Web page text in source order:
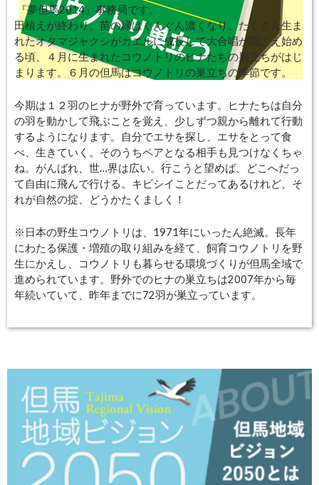
『夢但馬2014』事務局です。
田植えが終わり、苗の緑はぐんぐん濃くなり、たくさん生ま
れたオタマジャクシがカエルに成長して大合唱が聞こえ始め
る頃、４月に生まれたコウノトリのヒナたちの巣立ちがはじ
まります。６月の但馬はコウノトリの巣立ちの季節です。
今期は１２羽のヒナが野外で育っています。ヒナたちは自分
の羽を動かして飛ぶことを覚え、少しずつ親から離れて行動
するようになります。自分でエサを探し、エサをとって食
べ、生きていく。そのうちペアとなる相手も見つけなくちゃ
ね。がんばれ、世…界は広い。行こうと望めば、どこへだっ
て自由に飛んで行ける。キビシイことだってあるけれど、そ
れが自然の掟、どうかたくましく！
※日本の野生コウノトリは、1971年にいったん絶滅。長年
にわたる保護・増殖の取り組みを経て、飼育コウノトリを野
生にかえし、コウノトリも暮らせる環境づくりが但馬全域で
進められています。野外でのヒナの巣立ちは2007年から毎
年続いていて、昨年までに72羽が巣立っています。